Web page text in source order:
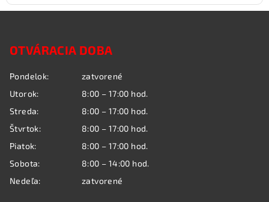
OTVÁRACIA DOBA
Pondelok:
zatvorené
Utorok:
8:00 – 17:00 hod.
Streda:
8:00 – 17:00 hod.
Štvrtok:
8:00 – 17:00 hod.
Piatok:
8:00 – 17:00 hod.
Sobota:
8:00 – 14:00 hod.
Nedeľa:
zatvorené